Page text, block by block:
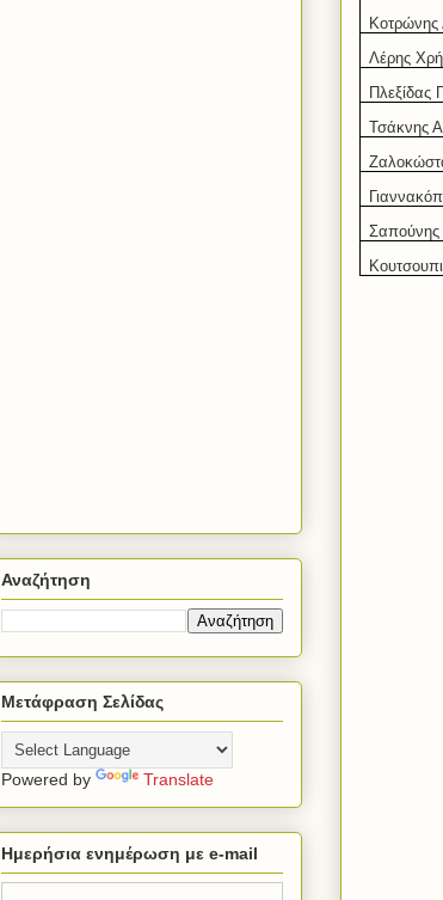
Κοτρώνης
Λέρης
Πλεξίδας
Τσάκνης
Σαπούνης
Αναζήτηση
Μετάφραση Σελίδας
Powered by Translate
Ημερήσια ενημέρωση με e-mail